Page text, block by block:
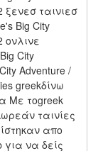
ξενεσ ταινιεσ
Big City
ονλινε
City
Adventure /
greekδίνω
Με τοgreek
ταινίες
απο
για να δείς